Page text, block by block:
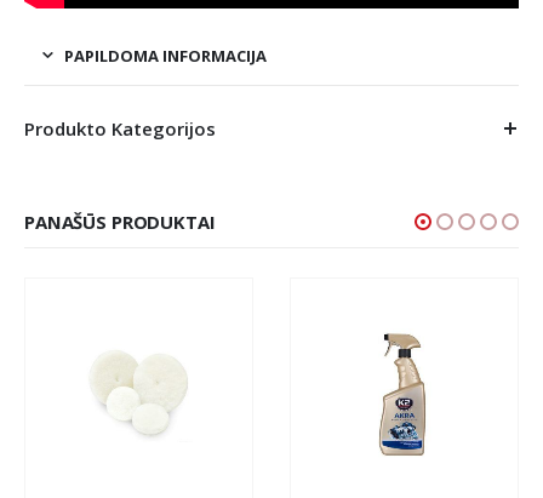
PAPILDOMA INFORMACIJA
Produkto Kategorijos
PANAŠŪS PRODUKTAI